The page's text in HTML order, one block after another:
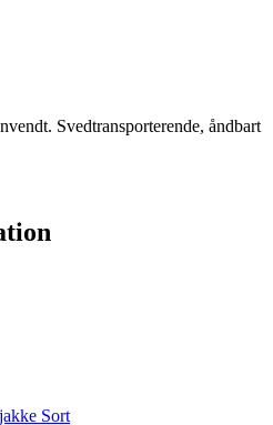
Svedtransporterende, åndbart